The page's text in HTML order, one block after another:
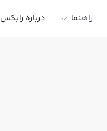
راهنما درباره رابکس